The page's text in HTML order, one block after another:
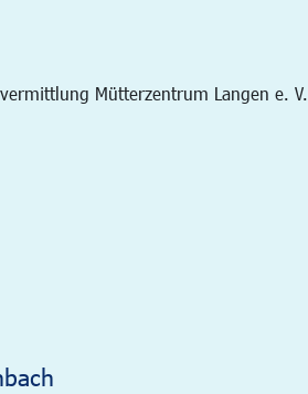
Mütterzentrum Langen e. V.